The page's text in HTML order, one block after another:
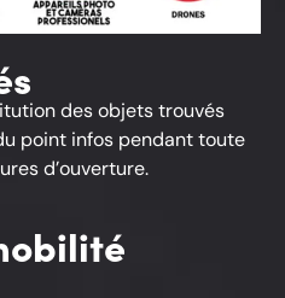
des objets trouvés
point infos pendant toute
d’ouverture.